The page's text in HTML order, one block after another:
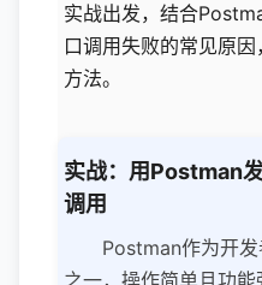
实战出发，结合
口调用失败的常见原
方法。
实战：用Postman
调用
Postman作为开
之一，操作简单且功